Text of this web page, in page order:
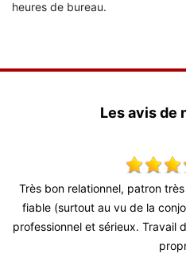
heures de bureau.
Les avis de
Délais très
et personnel
et surtout très
Tres bon travail
délais courts,